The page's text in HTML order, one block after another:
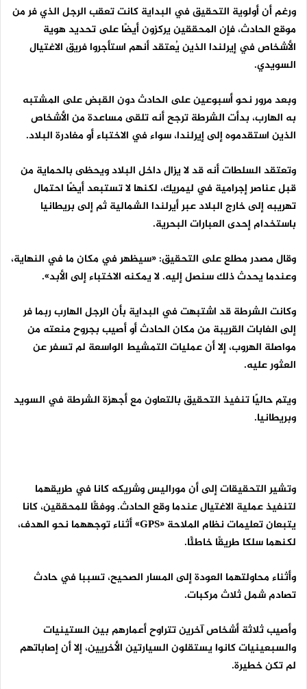
ورغم أن أولوية التحقيق في البداية كانت تعقب الرجل الذي فر من
موقع الحادث، فإن المحققين يركزون أيضًا على تحديد هوية
الأشخاص في إيرلندا الذين يُعتقد أنهم استأجروا فريق الاغتيال
السويدي.
وبعد مرور نحو أسبوعين على الحادث دون القبض على المشتبه
به الهارب، بدأت الشرطة ترجح أنه تلقى مساعدة من الأشخاص
الذين استقدموه إلى إيرلندا، سواء في الاختباء أو مغادرة البلاد.
وتعتقد السلطات أنه قد لا يزال داخل البلاد ويحظى بالحماية من
قبل عناصر إجرامية في ليمريك، لكنها لا تستبعد أيضًا احتمال
تهريبه إلى خارج البلاد عبر أيرلندا الشمالية ثم إلى بريطانيا
باستخدام إحدى العبارات البحرية.
وقال مصدر مطلع على التحقيق: «سيظهر في مكان ما في النهاية،
وعندما يحدث ذلك سنصل إليه. لا يمكنه الاختباء إلى الأبد».
وكانت الشرطة قد اشتبهت في البداية بأن الرجل الهارب ربما فر
إلى الغابات القريبة من مكان الحادث أو أصيب بجروح منعته من
مواصلة الهروب، إلا أن عمليات التمشيط الواسعة لم تسفر عن
العثور عليه.
ويتم حاليًا تنفيذ التحقيق بالتعاون مع أجهزة الشرطة في السويد
وبريطانيا.
وتشير التحقيقات إلى أن موراليس وشريكه كانا في طريقهما
لتنفيذ عملية الاغتيال عندما وقع الحادث. ووفقًا للمحققين، كانا
يتبعان تعليمات نظام الملاحة «GPS» أثناء توجههما نحو الهدف،
لكنهما سلكا طريقًا خاطئًا.
وأثناء محاولتهما العودة إلى المسار الصحيح، تسببا في حادث
تصادم شمل ثلاث مركبات.
وأصيب ثلاثة أشخاص آخرين تتراوح أعمارهم بين الستينيات
والسبعينيات كانوا يستقلون السيارتين الأخريين، إلا أن إصاباتهم
لم تكن خطيرة.